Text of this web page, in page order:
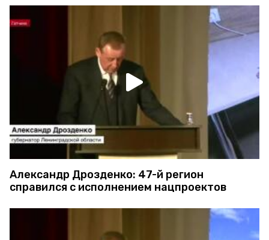
Александр Дрозденко: 47-й регион
справился с исполнением нацпроектов